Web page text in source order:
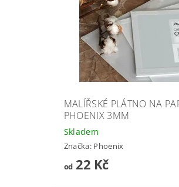
MALÍŘSKÉ PLÁTNO NA
PHOENIX 3MM
Skladem
Značka: Phoenix
od22 Kč